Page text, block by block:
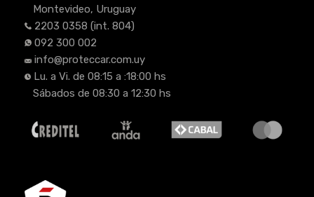
Montevideo, Uruguay
2203 0358 (int. 804)
092 300 002
info@proteccar.com.uy
Lu. a Vi. de 08:15 a :18:00 hs
Sábados de 08:30 a 12:30 hs